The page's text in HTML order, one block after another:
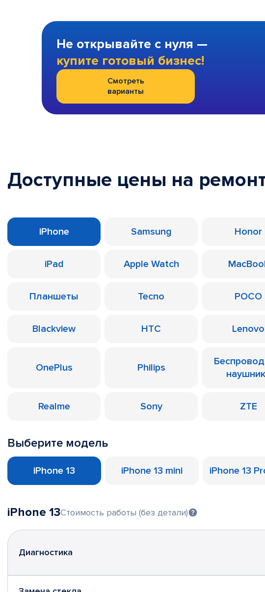
Не открывайте с нуля —
купите готовый бизнес!
Смотреть
варианты
Доступные цены на
iPhone Samsung Honor
iPad Apple Watch
Планшеты Tecno POCO
Blackview HTC Lenovo
OnePlus Philips
Realme Sony ZTE
Выберите модель
iPhone 13 iPhone 13 mini iPhone 13
iPhone 13Стоимость работы (без детали)
Диагностика